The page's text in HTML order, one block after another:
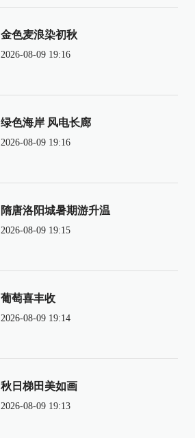
金色麦浪染初秋
2026-08-09 19:16
绿色海岸 风电长廊
2026-08-09 19:16
隋唐洛阳城暑期游升温
2026-08-09 19:15
葡萄喜丰收
2026-08-09 19:14
秋日梯田美如画
2026-08-09 19:13